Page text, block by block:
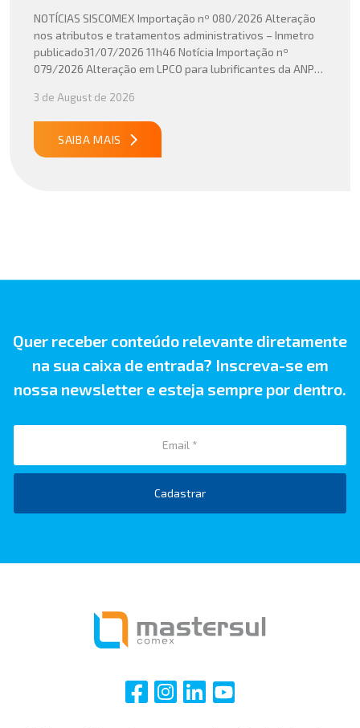
NOTÍCIAS SISCOMEX Importação nº 080/2026 Alteração
nos atributos e tratamentos administrativos – Inmetro
publicado31/07/2026 11h46 Notícia Importação nº
079/2026 Alteração em LPCO para lubrificantes da ANP
078/2026 Atualização do cálculo do Imposto de
Importação no Acordo Mercosul – União Europeia
publicado29/07/2026 18h47 Notícia PUBLICADO DOU
31/07/26 ATO CONJUNTO RFB/CGIBS Nº […]
3 de August de 2026
SAIBA MAIS
Quer receber conteúdo relevante diretamente
na sua caixa de entrada? Inscreva-se em
nossa newsletter e esteja sempre por dentro.
Cadastrar
i i i i